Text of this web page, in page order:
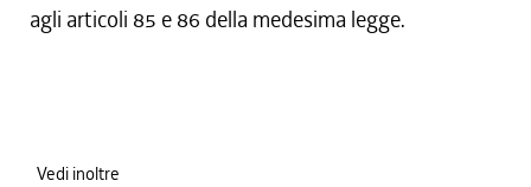
agli articoli 85 e 86 della medesima legge.
Vedi inoltre